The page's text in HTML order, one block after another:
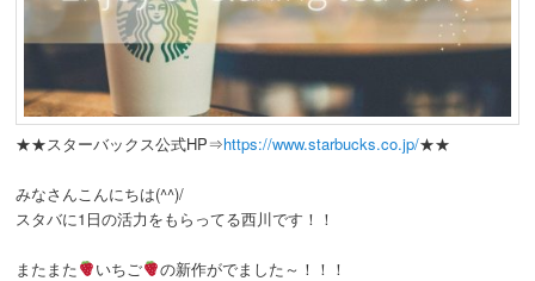
へ
移
動
移
動
★★スターバックス公式HP⇒https://www.starbucks.co.jp/★★
みなさんこんにちは(^^)/
スタバに1日の活力をもらってる西川です！！
またまた いちご の新作がでました～！！！